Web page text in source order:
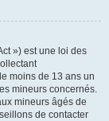
») est une loi des
moins de 13 ans un
mineurs concernés.
mineurs âgés de
de contacter